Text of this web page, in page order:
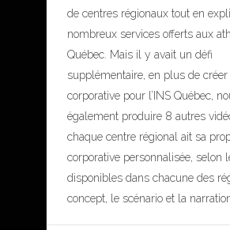
de centres régionaux tout en
nombreux services offerts aux
Québec. Mais il y avait un défi
supplémentaire, en plus de
corporative pour l’INS Québec,
également produire 8 autres
chaque centre régional ait sa
corporative personnalisée, selon
disponibles dans chacune des
concept, le scénario et la narration